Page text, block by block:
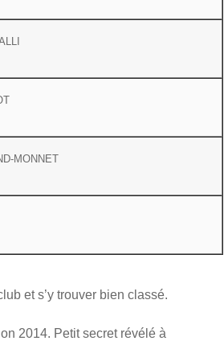
MONNET
et s’y trouver bien classé.
2014. Petit secret révélé à